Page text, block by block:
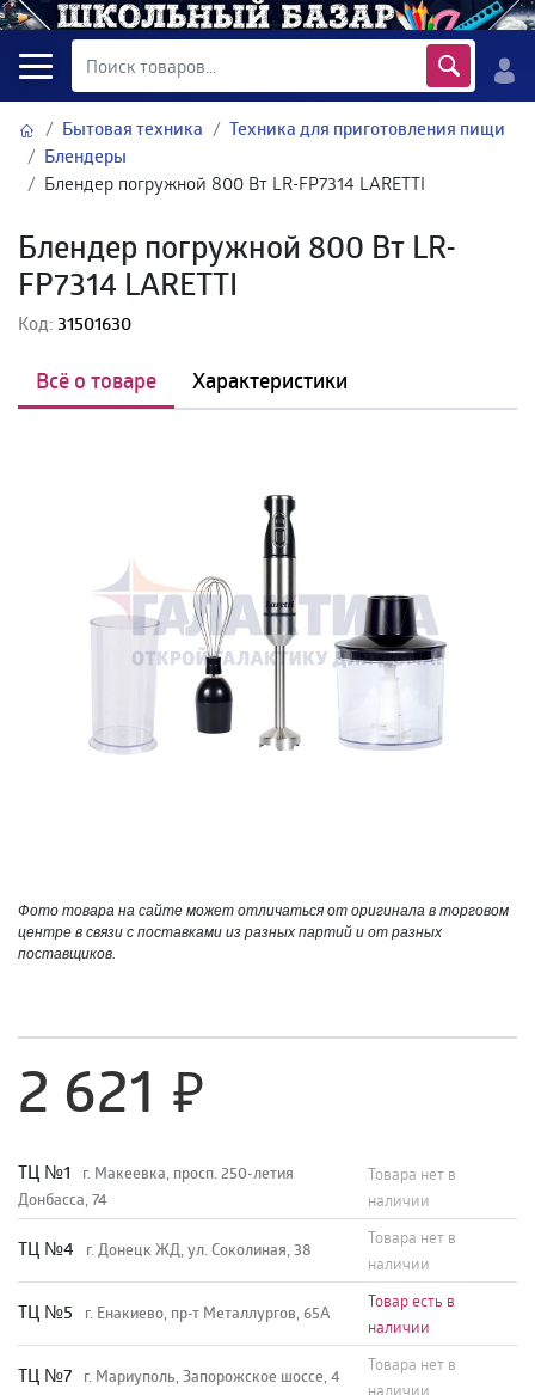
Бытовая техника
Техника для приготовления пищи
Блендеры
Блендер погружной 800 Вт LR-FP7314 LARETTI
Блендер погружной 800 Вт LR-
FP7314 LARETTI
Код:31501630
Всё о товаре Характеристики
Фото товара на сайте может отличаться от оригинала в торговом
центре в связи с поставками из разных партий и от разных
поставщиков.
2 621
TЦ №1
г. Макеевка, просп. 250-летия
Донбасса, 74
Товара нет в
наличии
TЦ №4 г. Донецк ЖД, ул. Соколиная, 38
Товара нет в
наличии
TЦ №5 г. Енакиево, пр-т Металлургов, 65А
Товар есть в
наличии
ТЦ №7 г. Мариуполь, Запорожское шоссе, 4
Товара нет в
наличии